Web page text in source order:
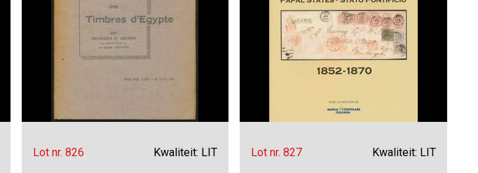
Lot nr. 826 Kwaliteit: LIT Lot nr. 827 Kwaliteit: LIT